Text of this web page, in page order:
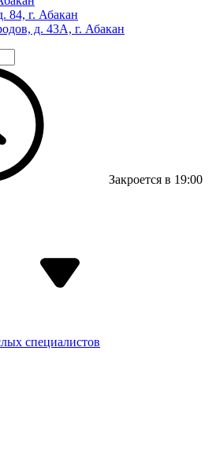
84, г. Абакан
д. 43А, г. Абакан
Закроется в 19:00
специалистов